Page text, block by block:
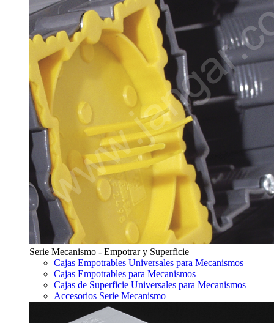
Serie Mecanismo - Empotrar y Superficie
Cajas Empotrables Universales para Mecanismos
Cajas Empotrables para Mecanismos
Cajas de Superficie Universales para Mecanismos
Accesorios Serie Mecanismo